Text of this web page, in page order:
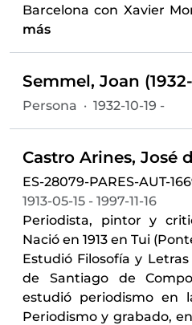
Barcelona con Xavier
más
Semmel, Joan
Persona · 1932-10-19 -
Castro Arines, José
ES-28079-PARES-AUT-
1913-05-15 - 1997-11-16
Periodista, pintor y
Nació en 1913 en Tui
Estudió Filosofía y
de Santiago de
estudió periodismo en
Periodismo y grabado,